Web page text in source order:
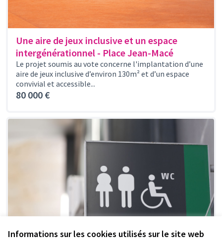
Informations sur les cookies utilisés sur le site web
Une aire de jeux inclusive et un espace
intergénérationnel - Place Jean-Macé
Le projet soumis au vote concerne l'implantation d’une
aire de jeux inclusive d’environ 130m² et d’un espace
convivial et accessible...
80 000 €